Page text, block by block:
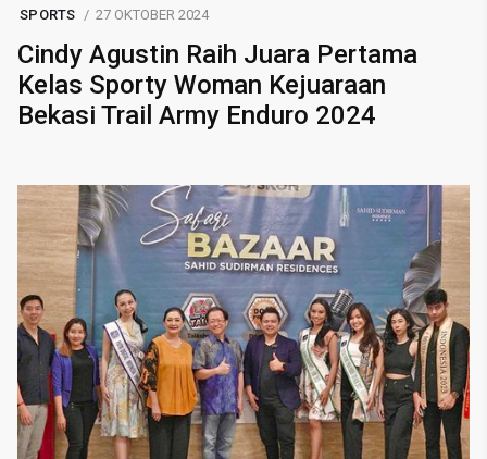
SPORTS 27 OKTOBER 2024
Cindy Agustin Raih Juara Pertama
Kelas Sporty Woman Kejuaraan
Bekasi Trail Army Enduro 2024